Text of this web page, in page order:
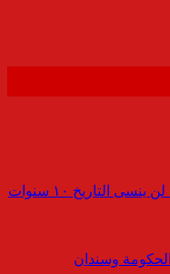
كلمة حق : د.شاكر أديت ماعليك .. لن ينسى التاريخ ١٠ سنوات
وسندان